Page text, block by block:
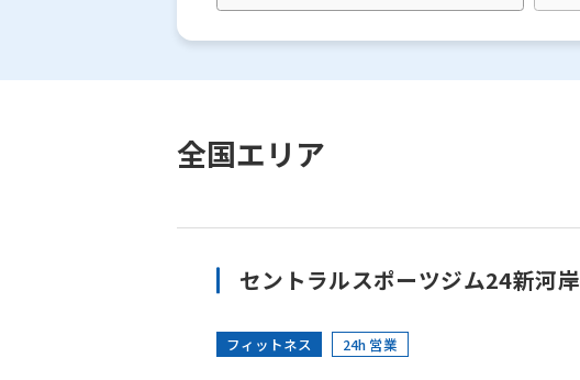
全国エリア
セントラルスポーツジム24新河岸
フィットネス 24h 営業